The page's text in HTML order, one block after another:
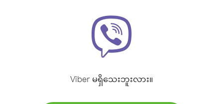
Viber မရှိသေးဘူးလား။